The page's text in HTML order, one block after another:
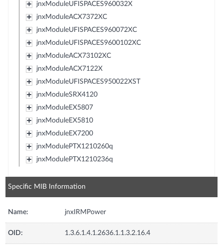
jnxModuleUFISPACES960032X
jnxModuleACX7372XC
jnxModuleUFISPACES960072XC
jnxModuleUFISPACES9600102XC
jnxModuleACX73102XC
jnxModuleACX7122X
jnxModuleUFISPACES950022XST
jnxModuleSRX4120
jnxModuleEX5807
jnxModuleEX5810
jnxModuleEX7200
jnxModulePTX1210260q
jnxModulePTX1210236q
Specific MIB Information
Name: jnxIRMPower
OID: 1.3.6.1.4.1.2636.1.1.3.2.16.4